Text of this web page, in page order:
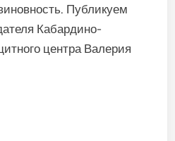
Публикуем
Кабардино-
центра Валерия